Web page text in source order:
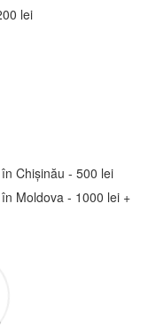
lei
Chișinău - 500 lei
Moldova - 1000 lei +